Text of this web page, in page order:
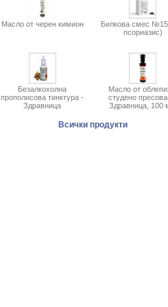
Масло от черен кимион
Билкова смес
псориазис)
Безалкохолна
прополисова тинктура -
Здравница
Масло от
студено
Здравница, 100
Всички продукти